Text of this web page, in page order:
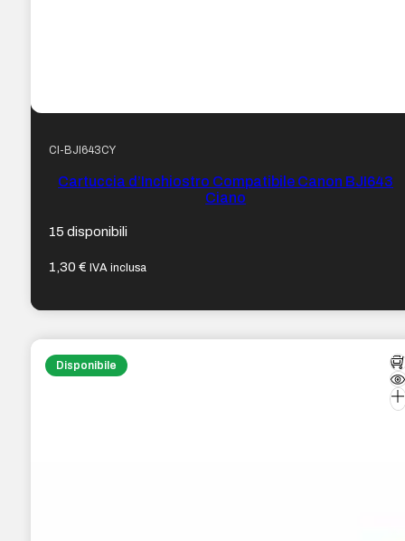
CI-BJI643CY
Cartuccia d’Inchiostro Compatibile Canon BJI643
Ciano
15 disponibili
1,30€ IVA inclusa
Disponibile